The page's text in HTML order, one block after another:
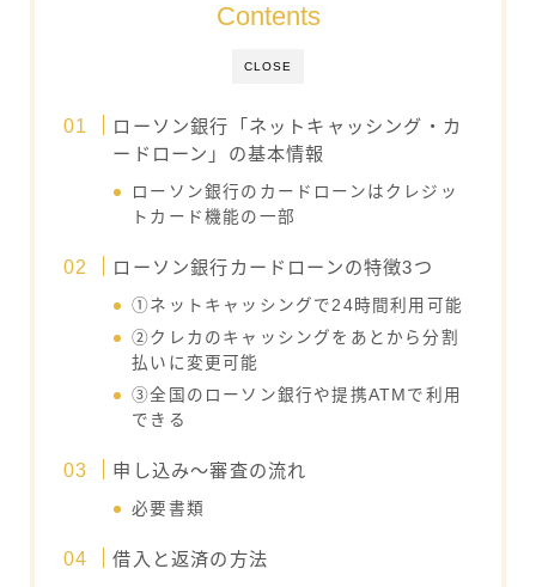
CLOSE
Contents
ローソン銀行「ネットキャッシング・カ
ードローン」の基本情報
ローソン銀行のカードローンはクレジッ
トカード機能の一部
ローソン銀行カードローンの特徴3つ
①ネットキャッシングで24時間利用可能
②クレカのキャッシングをあとから分割
払いに変更可能
③全国のローソン銀行や提携ATMで利用
できる
申し込み～審査の流れ
必要書類
借入と返済の方法